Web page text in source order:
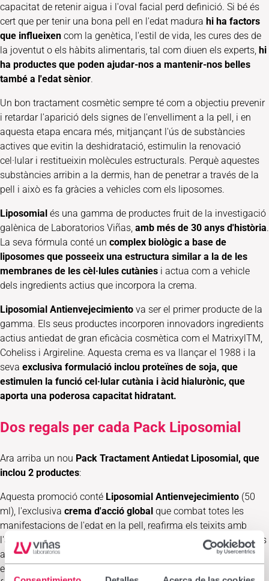
capacitat de retenir aigua i l'oval facial perd definició. Si bé és
cert que per tenir una bona pell en l'edat madura hi ha factors
que influeixen com la genètica, l'estil de vida, les cures des de
la joventut o els hàbits alimentaris, tal com diuen els experts, hi
ha productes que poden ajudar-nos a mantenir-nos belles
també a l'edat sènior.
Un bon tractament cosmètic sempre té com a objectiu prevenir
i retardar l'aparició dels signes de l'envelliment a la pell, i en
aquesta etapa encara més, mitjançant l'ús de substàncies
actives que evitin la deshidratació, estimulin la renovació
cel·lular i restitueixin molècules estructurals. Perquè aquestes
substàncies arribin a la dermis, han de penetrar a través de la
pell i això es fa gràcies a vehicles com els liposomes.
Liposomial és una gamma de productes fruit de la investigació
galènica de Laboratorios Viñas, amb més de 30 anys d'història.
La seva fórmula conté un complex biològic a base de
liposomes que posseeix una estructura similar a la de les
membranes de les cèl·lules cutànies i actua com a vehicle
dels ingredients actius que incorpora la crema.
Liposomial Antienvejecimiento va ser el primer producte de la
gamma. Els seus productes incorporen innovadors ingredients
actius antiedat de gran eficàcia cosmètica com el MatrixylTM,
Coheliss i Argireline. Aquesta crema es va llançar el 1988 i la
seva exclusiva formulació inclou proteïnes de soja, que
estimulen la funció cel·lular cutània i àcid hialurònic, que
aporta una poderosa capacitat hidratant.
Dos regals per cada Pack Liposomial
Ara arriba un nou Pack Tractament Antiedat Liposomial, que
inclou 2 productes:
Aquesta promoció conté Liposomial Antienvejecimiento (50
ml), l'exclusiva crema d'acció global que combat totes les
manifestacions de l'edat en la pell, reafirma els teixits amb
l'acció de lesproteïnes de la soja
i hidrata intensament gràcies
a l'
àcid hialurònic
. El resultat d'aquesta combinació és un
equilibri hídric molt durador i un augment considerable de la